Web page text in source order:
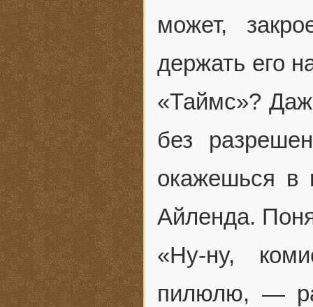
может,
держать его
«Таймс»?
без
окажешься в
Айленда.
«Ну-ну,
пилюлю, —